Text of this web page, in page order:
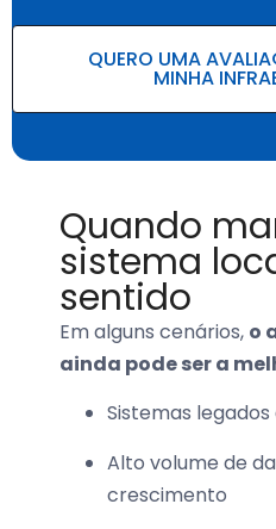
QUERO UMA
MINHA
Quando
sistema
sentido
Em alguns cenários, o
ainda pode ser a
Sistemas
Alto volume de
crescimento